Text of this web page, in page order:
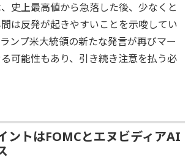
史上最高値から急落した後、少なくと
は反発が起きやすいことを示唆してい
ンプ米大統領の新たな発言が再びマー
可能性もあり、引き続き注意を払う必
ントはFOMCとエヌビディアAI